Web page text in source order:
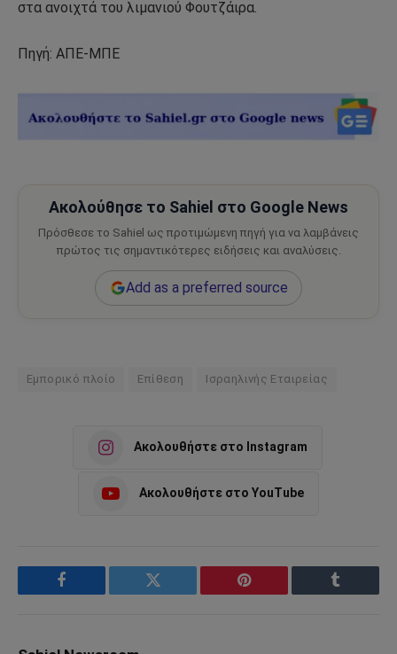
στα ανοιχτά του λιμανιού Φουτζάιρα.
Πηγή: ΑΠΕ-ΜΠΕ
Ακολούθησε το Sahiel στο Google News
Πρόσθεσε το Sahiel ως προτιμώμενη πηγή για να λαμβάνεις
πρώτος τις σημαντικότερες ειδήσεις και αναλύσεις.
Add as a preferred source
Εμπορικό πλοίο Επίθεση Ισραηλινής Εταιρείας
Ακολουθήστε στο Instagram
Ακολουθήστε στο YouTube
Facebook Twitter Pinterest Tumblr